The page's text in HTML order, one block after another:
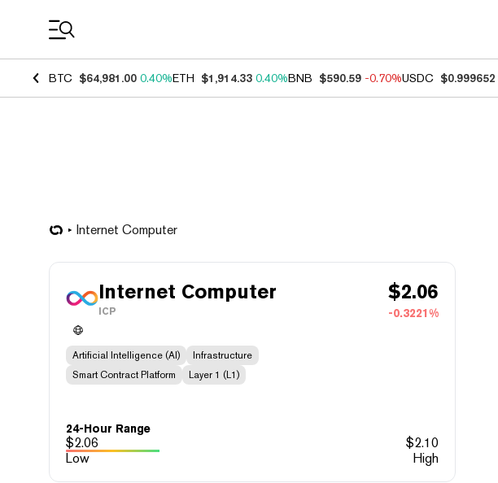
BTC $64,981.00 0.40%ETH $1,914.33 0.40%BNB $590.59 -0.70%USDC $0.999652
Internet Computer
Internet Computer
ICP
$2.06
-0.3221%
Artificial Intelligence (AI)
Infrastructure
Smart Contract Platform
Layer 1 (L1)
24-Hour Range
$2.06 $2.10
Low
High